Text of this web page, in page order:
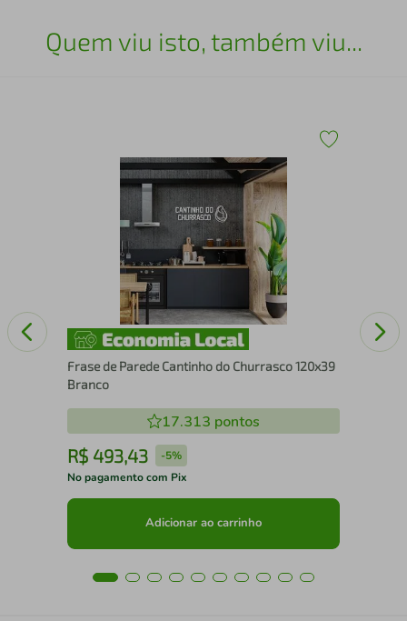
Quem viu isto, também viu...
Frase de Parede Cantinho do Churrasco 120x39
Branco
17.313 pontos
R$ 493,43 -5%
No pagamento com Pix
Adicionar ao carrinho